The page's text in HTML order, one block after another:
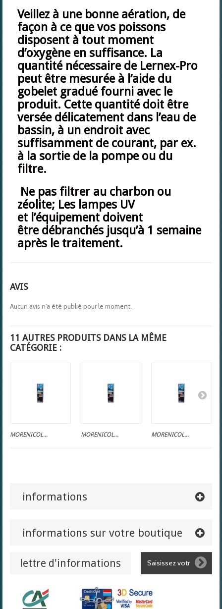
Veillez à une bonne aération, de
façon à ce que vos poissons
disposent à tout moment
d’oxygène en suffisance. La
quantité nécessaire de Lernex-Pro
peut être mesurée à l’aide du
gobelet gradué fourni avec le
produit. Cette quantité doit être
versée délicatement dans l’eau de
bassin, à un endroit avec
suffisamment de courant, par ex.
à la sortie de la pompe ou du
filtre.
Ne pas filtrer au charbon ou
zéolite; Les lampes UV
et l’équipement doivent
être débranchés jusqu’à 1 semaine
après le traitement.
AVIS
Aucun avis n'a été publié pour le moment.
11 AUTRES PRODUITS DANS LA MÊME
CATÉGORIE :
MORENICOL... MORENICOL... MORENICOL...
informations
informations sur votre boutique
lettre d'informations